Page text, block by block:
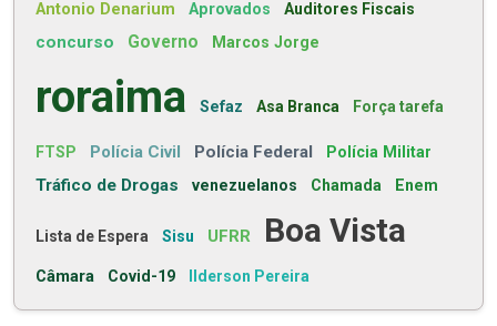
Antonio Denarium Aprovados Auditores Fiscais
concurso Governo Marcos Jorge
roraima Sefaz Asa Branca Força tarefa
FTSP Polícia Civil Polícia Federal Polícia Militar
Tráfico de Drogas venezuelanos Chamada Enem
Lista de Espera Sisu UFRR Boa Vista
Câmara Covid-19 Ilderson Pereira